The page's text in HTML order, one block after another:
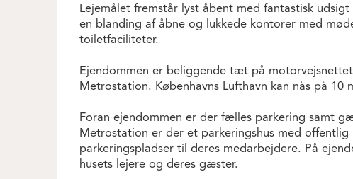
Lejemålet fremstår lyst åbent med fantastisk
en blanding af åbne og lukkede kontorer med
toiletfaciliteter.
Ejendommen er beliggende tæt på
Metrostation. Københavns Lufthavn kan nås på 10
Foran ejendommen er der fælles parkering samt
Metrostation er der et parkeringshus med
parkeringspladser til deres medarbejdere. På
husets lejere og deres gæster.